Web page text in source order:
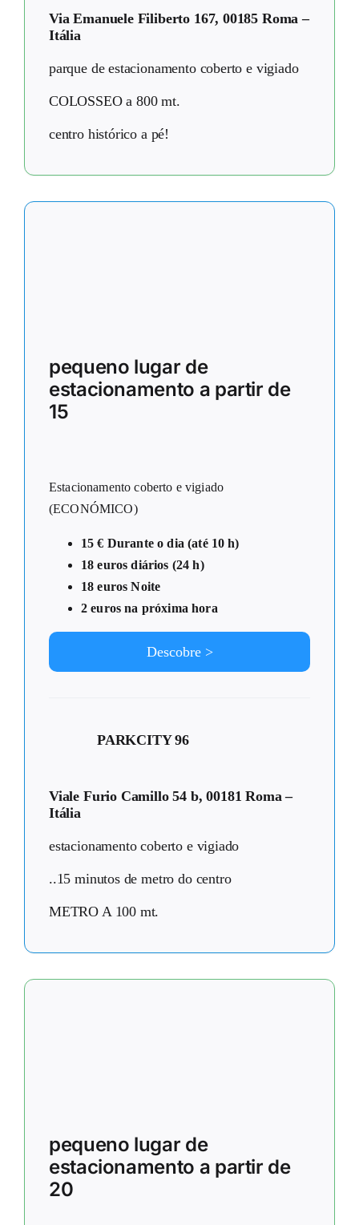
Via Emanuele Filiberto 167, 00185 Roma –
Itália
parque de estacionamento coberto e vigiado
COLOSSEO a 800 mt.
centro histórico a pé!
pequeno lugar de
estacionamento a partir de
15
Estacionamento coberto e vigiado
(ECONÓMICO)
15 € Durante o dia (até 10 h)
18 euros diários (24 h)
18 euros Noite
2 euros na próxima hora
Descobre >
PARKCITY 96
Viale Furio Camillo 54 b, 00181 Roma –
Itália
estacionamento coberto e vigiado
..15 minutos de metro do centro
METRO A 100 mt.
pequeno lugar de
estacionamento a partir de
20